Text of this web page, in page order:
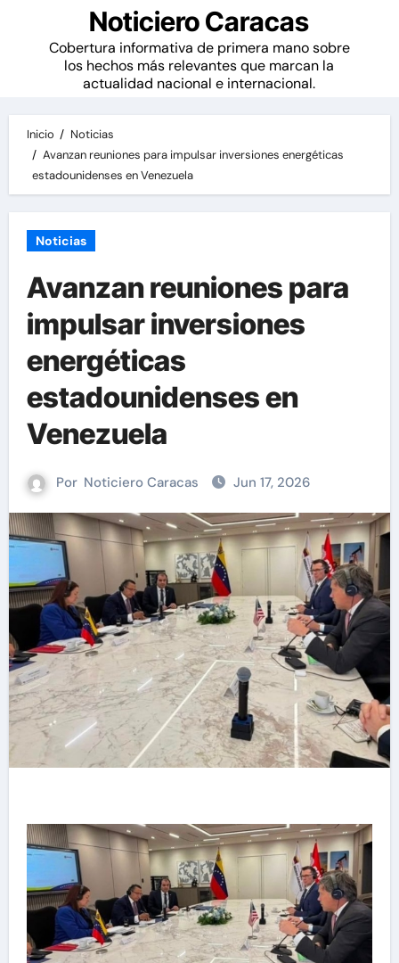
Noticiero Caracas
Cobertura informativa de primera mano sobre
los hechos más relevantes que marcan la
actualidad nacional e internacional.
Inicio
Noticias
Avanzan reuniones para impulsar inversiones energéticas
estadounidenses en Venezuela
Noticias
Avanzan reuniones para
impulsar inversiones
energéticas
estadounidenses en
Venezuela
Por Noticiero Caracas Jun 17, 2026